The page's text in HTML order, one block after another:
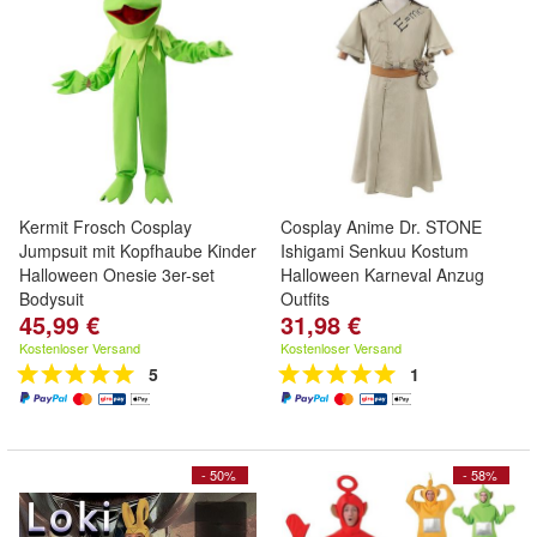
Kermit Frosch Cosplay
Jumpsuit mit Kopfhaube Kinder
Halloween Onesie 3er-set
Bodysuit
45,99 €
Kostenloser Versand
5
Cosplay Anime Dr. STONE
Ishigami Senkuu Kostum
Halloween Karneval Anzug
Outfits
31,98 €
Kostenloser Versand
1
- 50% - 58%